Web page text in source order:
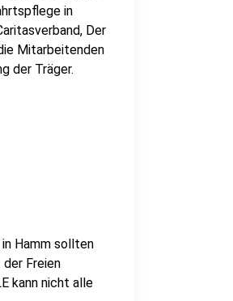
in
Der
Mitarbeitenden
der Träger.
Hamm sollten
Freien
kann nicht alle